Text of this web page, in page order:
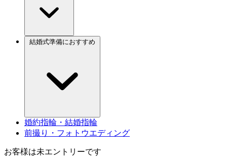
婚約指輪・結婚指輪
前撮り・フォトウエディング
お客様は未エントリーです